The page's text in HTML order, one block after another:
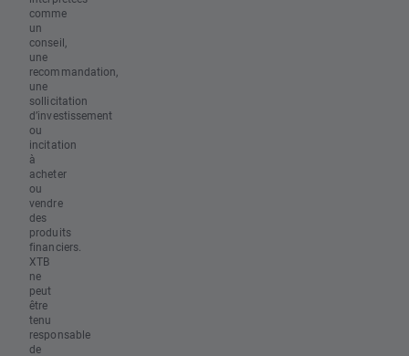
comme
un
conseil,
une
recommandation,
une
sollicitation
d’investissement
ou
incitation
à
acheter
ou
vendre
des
produits
financiers.
XTB
ne
peut
être
tenu
responsable
de